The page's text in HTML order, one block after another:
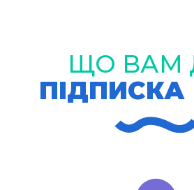
ЩО ВАМ
ПІДПИСКА